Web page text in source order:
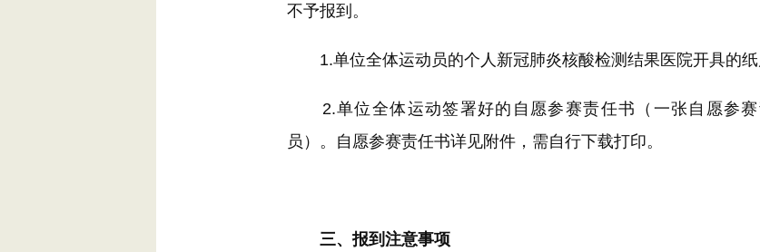
不予报到。
1.单位全体运动员的个人新冠肺炎核酸检测结果医院开具的纸
2.单位全体运动签署好的自愿参赛责任书（一张自愿参赛
员）。自愿参赛责任书详见附件，需自行下载打印。
三、报到注意事项